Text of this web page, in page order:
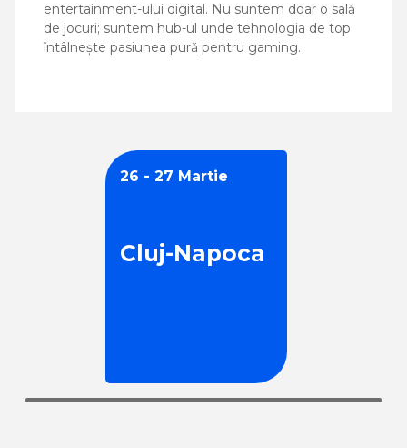
entertainment-ului digital. Nu suntem doar o sală
de jocuri; suntem hub-ul unde tehnologia de top
întâlnește pasiunea pură pentru gaming.
26 - 27 Martie
Cluj-Napoca